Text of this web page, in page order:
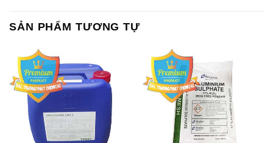
SẢN PHẨM TƯƠNG TỰ